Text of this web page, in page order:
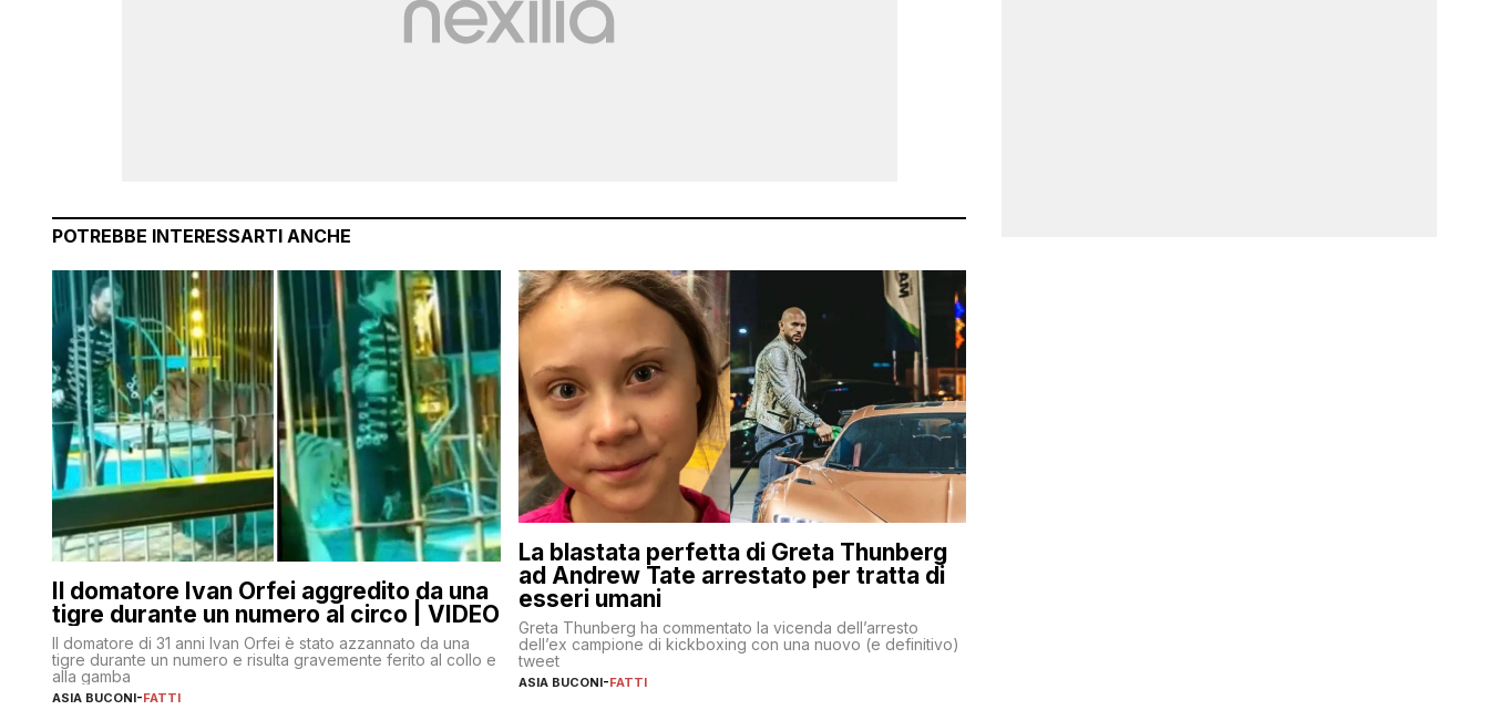
POTREBBE INTERESSARTI ANCHE
Il domatore Ivan Orfei aggredito da una
tigre durante un numero al circo | VIDEO
Il domatore di 31 anni Ivan Orfei è stato azzannato da una
tigre durante un numero e risulta gravemente ferito al collo e
alla gamba
ASIA BUCONI-FATTI
La blastata perfetta di Greta Thunberg
ad Andrew Tate arrestato per tratta di
esseri umani
Greta Thunberg ha commentato la vicenda dell’arresto
dell’ex campione di kickboxing con una nuovo (e definitivo)
tweet
ASIA BUCONI-FATTI